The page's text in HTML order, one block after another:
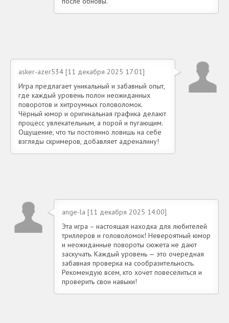
asker-azer534 [11 декабря 2025 17:01]
Игра предлагает уникальный и забавный опыт,
где каждый уровень полон неожиданных
поворотов и хитроумных головоломок.
Чёрный юмор и оригинальная графика делают
процесс увлекательным, а порой и пугающим.
Ощущение, что ты постоянно ловишь на себе
взгляды скримеров, добавляет адреналину!
ange-la [11 декабря 2025 14:00]
Эта игра – настоящая находка для любителей
триллеров и головоломок! Невероятный юмор
и неожиданные повороты сюжета не дают
заскучать. Каждый уровень — это очередная
забавная проверка на сообразительность.
Рекомендую всем, кто хочет повеселиться и
проверить свои навыки!